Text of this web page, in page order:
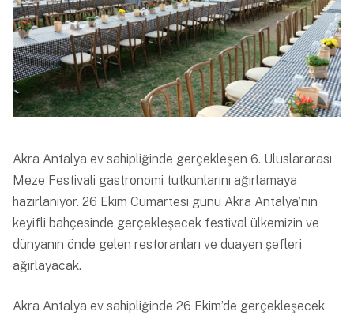
Akra Antalya ev sahipliğinde gerçekleşen 6. Uluslararası
Meze Festivali gastronomi tutkunlarını ağırlamaya
hazırlanıyor. 26 Ekim Cumartesi günü Akra Antalya’nın
keyifli bahçesinde gerçekleşecek festival ülkemizin ve
dünyanın önde gelen restoranları ve duayen şefleri
ağırlayacak.
Akra Antalya ev sahipliğinde 26 Ekim’de gerçekleşecek